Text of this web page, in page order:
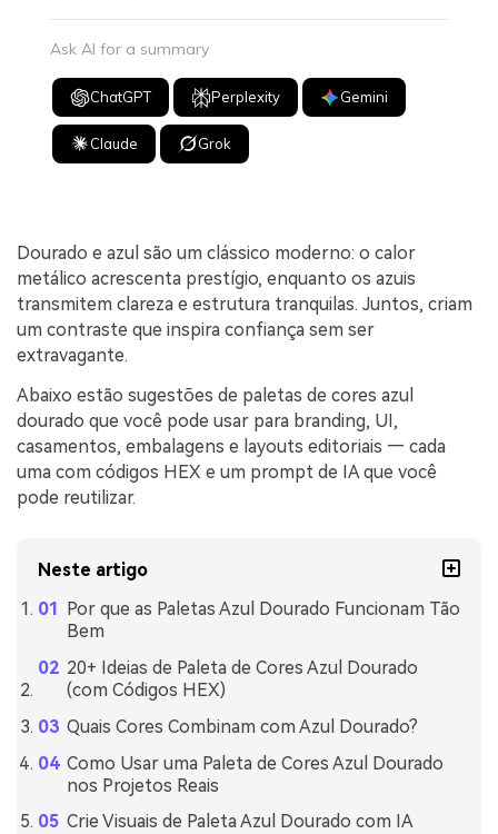
Ask AI for a summary
ChatGPT Perplexity Gemini
Claude Grok
Dourado e azul são um clássico moderno: o calor
metálico acrescenta prestígio, enquanto os azuis
transmitem clareza e estrutura tranquilas. Juntos, criam
um contraste que inspira confiança sem ser
extravagante.
Abaixo estão sugestões de paletas de cores azul
dourado que você pode usar para branding, UI,
casamentos, embalagens e layouts editoriais — cada
uma com códigos HEX e um prompt de IA que você
pode reutilizar.
Neste artigo
Por que as Paletas Azul Dourado Funcionam Tão
Bem
20+ Ideias de Paleta de Cores Azul Dourado
(com Códigos HEX)
Quais Cores Combinam com Azul Dourado?
Como Usar uma Paleta de Cores Azul Dourado
nos Projetos Reais
Crie Visuais de Paleta Azul Dourado com IA